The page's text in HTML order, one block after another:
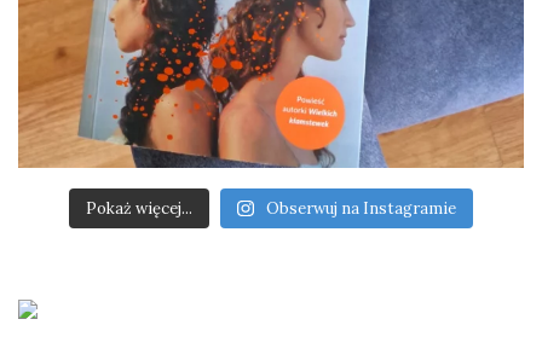
Pokaż więcej... Obserwuj na Instagramie